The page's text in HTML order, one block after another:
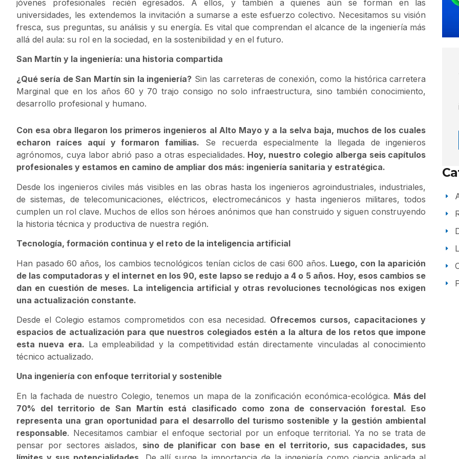
jóvenes profesionales recién egresados. A ellos, y también a quienes aún se forman en las
universidades, les extendemos la invitación a sumarse a este esfuerzo colectivo. Necesitamos su visión
fresca, sus preguntas, su análisis y su energía. Es vital que comprendan el alcance de la ingeniería más
allá del aula: su rol en la sociedad, en la sostenibilidad y en el futuro.
San Martín y la ingeniería: una historia compartida
¿Qué sería de San Martín sin la ingeniería? Sin las carreteras de conexión, como la histórica carretera
Marginal que en los años 60 y 70 trajo consigo no solo infraestructura, sino también conocimiento,
desarrollo profesional y humano.
Con esa obra llegaron los primeros ingenieros al Alto Mayo y a la selva baja, muchos de los cuales
echaron raíces aquí y formaron familias. Se recuerda especialmente la llegada de ingenieros
agrónomos, cuya labor abrió paso a otras especialidades. Hoy, nuestro colegio alberga seis capítulos
profesionales y estamos en camino de ampliar dos más: ingeniería sanitaria y estratégica.
Desde los ingenieros civiles más visibles en las obras hasta los ingenieros agroindustriales, industriales,
de sistemas, de telecomunicaciones, eléctricos, electromecánicos y hasta ingenieros militares, todos
cumplen un rol clave. Muchos de ellos son héroes anónimos que han construido y siguen construyendo
la historia técnica y productiva de nuestra región.
Tecnología, formación continua y el reto de la inteligencia artificial
Han pasado 60 años, los cambios tecnológicos tenían ciclos de casi 600 años. Luego, con la aparición
de las computadoras y el internet en los 90, este lapso se redujo a 4 o 5 años. Hoy, esos cambios se
dan en cuestión de meses. La inteligencia artificial y otras revoluciones tecnológicas nos exigen
una actualización constante.
Desde el Colegio estamos comprometidos con esa necesidad. Ofrecemos cursos, capacitaciones y
espacios de actualización para que nuestros colegiados estén a la altura de los retos que impone
esta nueva era. La empleabilidad y la competitividad están directamente vinculadas al conocimiento
técnico actualizado.
Una ingeniería con enfoque territorial y sostenible
En la fachada de nuestro Colegio, tenemos un mapa de la zonificación económica-ecológica. Más del
70% del territorio de San Martín está clasificado como zona de conservación forestal. Eso
representa una gran oportunidad para el desarrollo del turismo sostenible y la gestión ambiental
responsable. Necesitamos cambiar el enfoque sectorial por un enfoque territorial. Ya no se trata de
pensar por sectores aislados, sino de planificar con base en el territorio, sus capacidades, sus